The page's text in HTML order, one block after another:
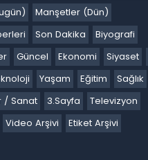
Manşetler (Dün)
Son Dakika
Biyografi
Güncel Ekonomi Siyaset
Yaşam Eğitim Sağlık
/ Sanat 3.Sayfa
Televizyon
Video Arşivi Etiket Arşivi